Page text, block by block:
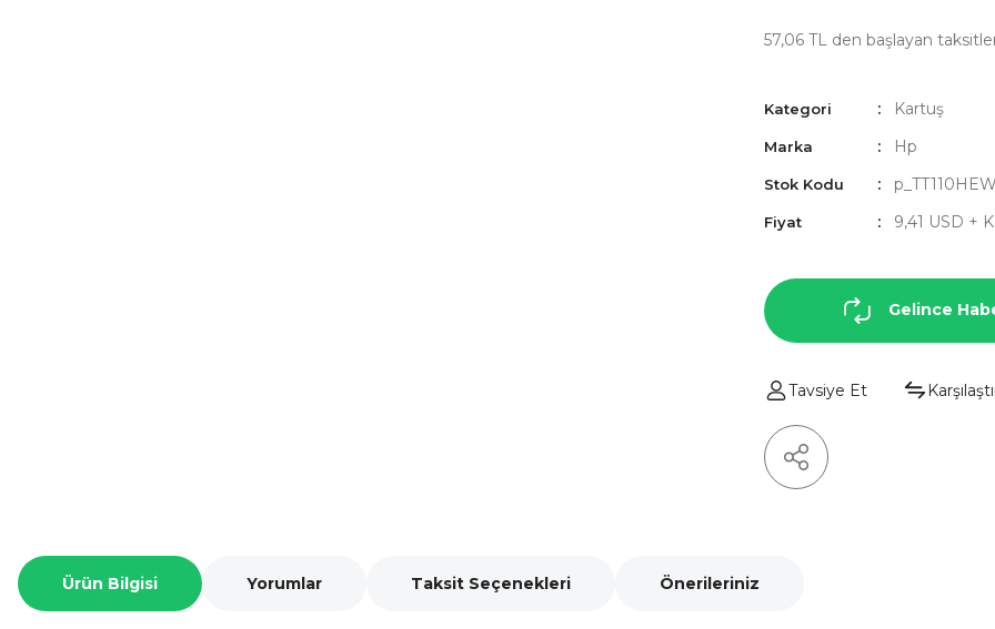
57,06 TL den başlayan
Kategori Kartuş
Marka Hp
Stok Kodu
Fiyat 9,41 USD +
Gelince
Tavsiye Et
Ürün Bilgisi Yorumlar Taksit Seçenekleri Önerileriniz